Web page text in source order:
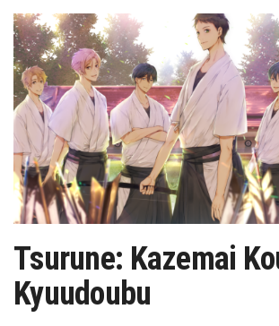
Tsurune: Kazemai
Kyuudoubu